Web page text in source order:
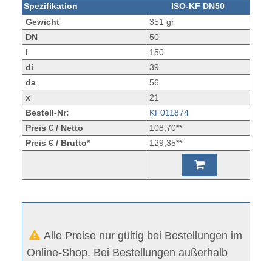
Spezifikation
ISO-KF DN50
Gewicht
351 gr
DN
50
l
150
di
39
da
56
x
21
Bestell-Nr:
KF011874
Preis € / Netto
108,70**
Preis € / Brutto*
129,35**
Alle Preise nur gültig bei Bestellungen im
Online-Shop. Bei Bestellungen außerhalb